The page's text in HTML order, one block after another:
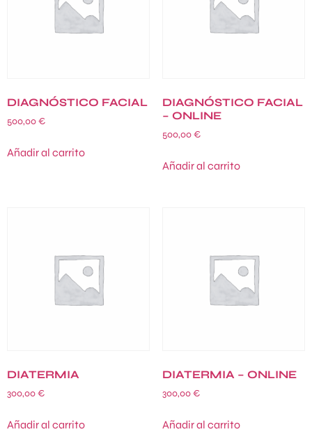
DIAGNÓSTICO FACIAL
500,00€
Añadir al carrito
DIAGNÓSTICO FACIAL
– ONLINE
500,00€
Añadir al carrito
DIATERMIA
300,00€
Añadir al carrito
DIATERMIA – ONLINE
300,00€
Añadir al carrito